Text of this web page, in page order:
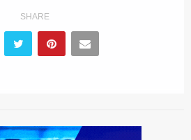
SHARE